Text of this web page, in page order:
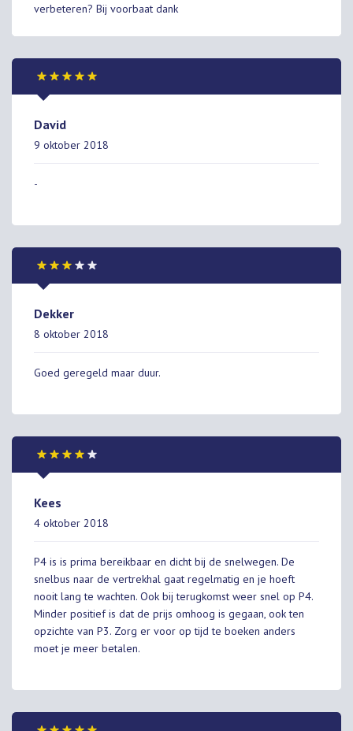
verbeteren? Bij voorbaat dank
David
9 oktober 2018
-
Dekker
8 oktober 2018
Goed geregeld maar duur.
Kees
4 oktober 2018
P4 is is prima bereikbaar en dicht bij de snelwegen. De
snelbus naar de vertrekhal gaat regelmatig en je hoeft
nooit lang te wachten. Ook bij terugkomst weer snel op P4.
Minder positief is dat de prijs omhoog is gegaan, ook ten
opzichte van P3. Zorg er voor op tijd te boeken anders
moet je meer betalen.